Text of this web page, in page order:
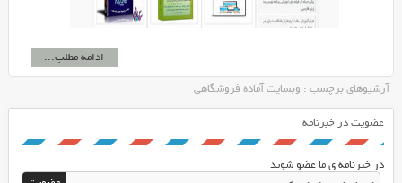
ادامه مطلب...
آرشیوهای برچسب : وبسایت آماده فروشگاهی
عضویت در خبرنامه
در خبرنامه ی ما عضو شوید